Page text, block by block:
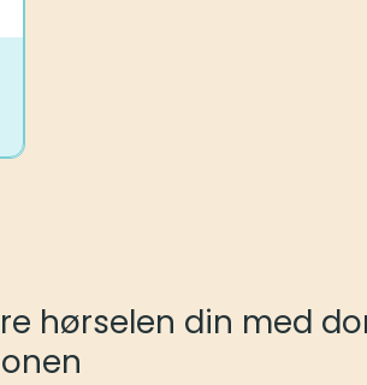
hørselen din med